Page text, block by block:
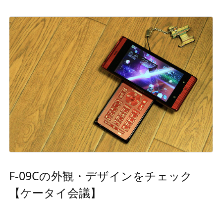
F-09Cの外観・デザインをチェック
【ケータイ会議】